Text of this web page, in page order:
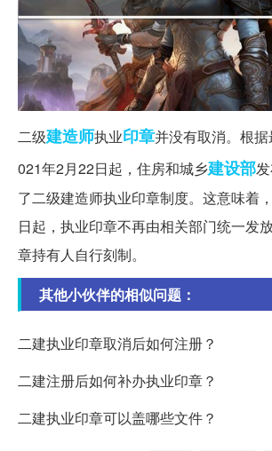
二级建造师执业印章并没有取消。根
021年2月22日起，住房和城乡建设部
了二级建造师执业印章制度。这意味着
日起，执业印章不再由相关部门统一发
章持有人自行刻制。
其他小伙伴的相似问题：
二建执业印章取消后如何注册？
二建注册后如何补办执业印章？
二建执业印章可以盖哪些文件？